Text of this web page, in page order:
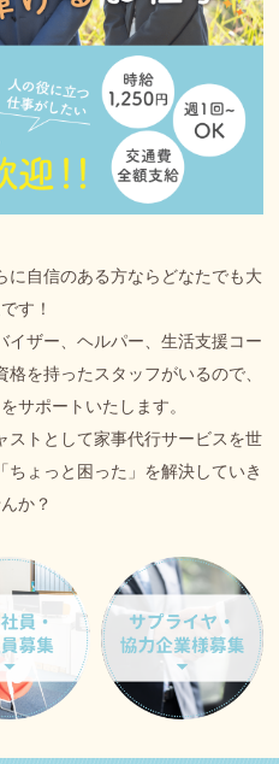
に自信のある方ならどなたでも大
す！
イザー、ヘルパー、生活支援コー
を持ったスタッフがいるので、
サポートいたします。
ストとして家事代行サービスを世
ょっと困った」を解決していき
か？